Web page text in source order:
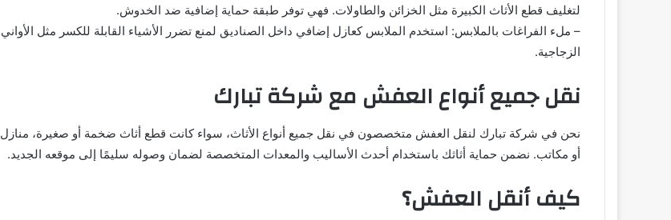
لتغليف قطع الأثاث الكبيرة مثل الخزائن والطاولات. فهي توفر طبقة حماية إضافية ضد الخدوش.
– ملء الفراغات بالملابس: استخدم الملابس كعازل إضافي داخل الصناديق لمنع تضرر الأشياء القابلة للكسر مثل الأواني
الزجاجية.
نقل جميع أنواع العفش مع شركة تبارك
نحن في شركة تبارك لنقل العفش متخصصون في نقل جميع أنواع الأثاث، سواء كانت قطع أثاث ضخمة أو صغيرة، منازل
أو مكاتب. نضمن حماية أثاثك باستخدام أحدث الأساليب والمعدات المتخصصة لضمان وصوله سليمًا إلى موقعه الجديد.
كيف أنقل العفش؟